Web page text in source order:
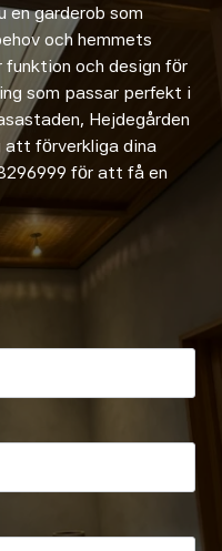
en garderob som
och hemmets
funktion och design för
som passar perfekt i
Hejdegården
att förverkliga dina
för att få en